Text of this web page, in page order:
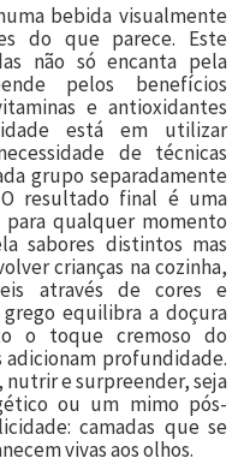
bebida visualmente
do que parece. Este
não só encanta pela
pelos benefícios
e antioxidantes
está em utilizar
de técnicas
grupo separadamente
resultado final é uma
qualquer momento
sabores distintos mas
crianças na cozinha,
através de cores e
equilibra a doçura
o toque cremoso do
adicionam profundidade.
e surpreender, seja
ou um mimo pós-
camadas que se
vivas aos olhos.